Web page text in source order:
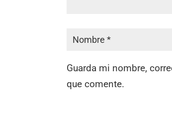
Guarda mi nombre,
que comente.